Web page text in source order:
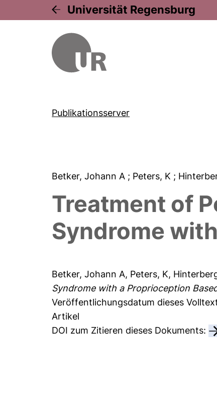
Universität Regensburg
Publikationsserver
Betker, Johann A ; Peters, K ;
Treatment of
Syndrome
Betker, Johann A, Peters, K,
Syndrome with a Proprioception
Veröffentlichungsdatum dieses
Artikel
DOI zum Zitieren dieses Dokuments: